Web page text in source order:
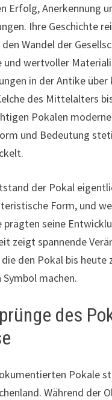
Erfolg, Anerkennung
Ihre Geschichte
Wandel der
wertvoller
in der Antike
des Mittelalters
Pokalen
und Bedeutung
der Pokal
Form, und
prägten seine
zeigt spannende
den Pokal bis
machen.
des
Pokale
Während der